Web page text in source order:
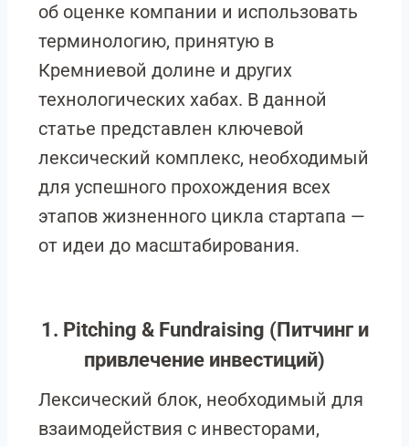
об оценке компании и использовать
терминологию, принятую в
Кремниевой долине и других
технологических хабах. В данной
статье представлен ключевой
лексический комплекс, необходимый
для успешного прохождения всех
этапов жизненного цикла стартапа —
от идеи до масштабирования.
1. Pitching & Fundraising (Питчинг и
привлечение инвестиций)
Лексический блок, необходимый для
взаимодействия с инвесторами,